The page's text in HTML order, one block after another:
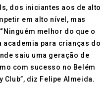
dos iniciantes aos de alto
em alto nível, mas
melhor do que o
academia para crianças do
saiu uma geração de
com sucesso no Belém
Club”, diz Felipe Almeida.